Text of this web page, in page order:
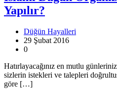
Yapılır?
Düğün Hayalleri
29 Şubat 2016
0
Hatırlayacağınız en mutlu
sizlerin istekleri ve talepleri
göre […]